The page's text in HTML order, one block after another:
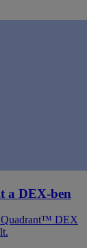
a DEX-ben
Quadrant™ DEX